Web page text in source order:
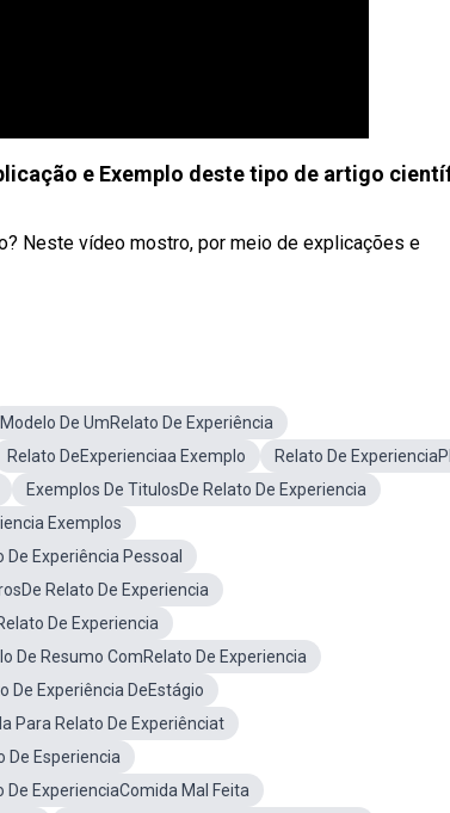
e Exemplo deste tipo de artigo
Neste vídeo mostro, por meio de explicações e
Modelo De UmRelato De Experiência
Relato DeExperienciaa Exemplo
Relato De
Exemplos De TitulosDe Relato De Experiencia
Exemplos
De Experiência Pessoal
Relato De Experiencia
De Experiencia
De Resumo ComRelato De Experiencia
De Experiência DeEstágio
Para Relato De Experiênciat
De Esperiencia
De ExperienciaComida Mal Feita